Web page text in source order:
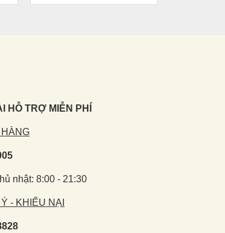
HỖ TRỢ MIỄN PHÍ
HÀNG
nhật: 8:00 - 21:30
- KHIẾU NẠI